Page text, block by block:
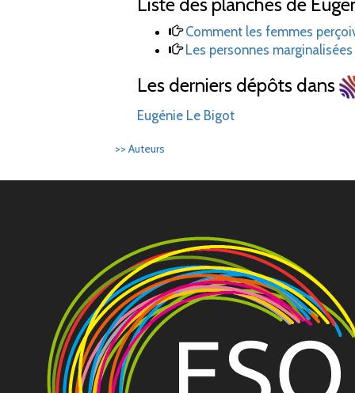
Comment les femmes
Les personnes
Les derniers dépôts dans
Eugénie Le Bigot
>> Auteurs